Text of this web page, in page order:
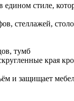
стиле,
стеллажей,
тумб
края
и защищает